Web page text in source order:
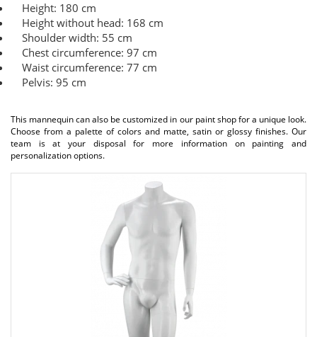
Height: 180 cm
Height without head: 168 cm
Shoulder width: 55 cm
Chest circumference: 97 cm
Waist circumference: 77 cm
Pelvis: 95 cm
This mannequin can also be customized in our paint shop for a unique look.
Choose from a palette of colors and matte, satin or glossy finishes. Our
team is at your disposal for more information on painting and
personalization options.